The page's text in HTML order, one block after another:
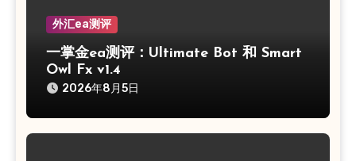
外汇ea测评
一掌金ea测评：Ultimate Bot 和 Smart
Owl Fx v1.4
2026年8月5日